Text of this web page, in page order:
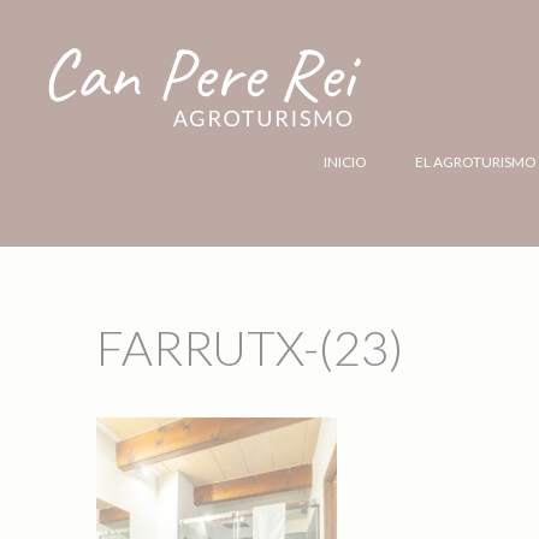
INICIO EL AGROTURISMO
FARRUTX-(23)